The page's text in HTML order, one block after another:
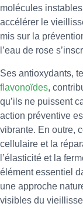
molécules
accélérer le
mis sur la
l’eau de rose
Ses antioxydants,
flavonoïdes,
qu’ils ne puissent
action préventive
vibrante. En outre,
cellulaire et la
l’élasticité et la
élément essentiel
une approche
visibles du